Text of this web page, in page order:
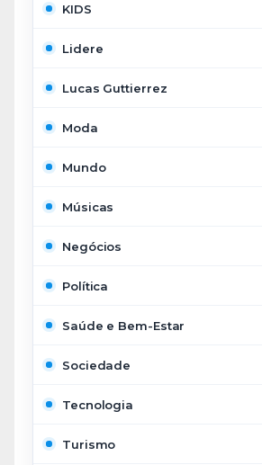
KIDS
Lidere
Lucas Guttierrez
Moda
Mundo
Músicas
Negócios
Política
Saúde e Bem-Estar
Sociedade
Tecnologia
Turismo